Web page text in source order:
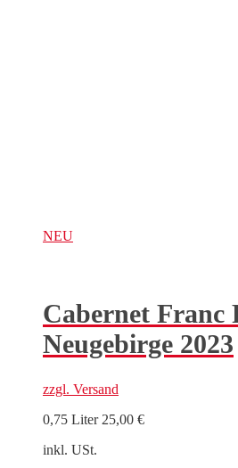
NEU
Cabernet Franc
Neugebirge 2023
zzgl. Versand
0,75 Liter 25,00 €
inkl. USt.